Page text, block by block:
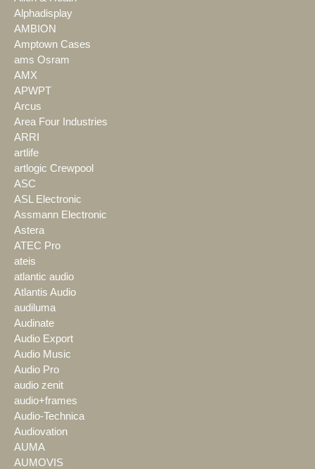
Alphadisplay
AMBION
Amptown Cases
ams Osram
AMX
APWPT
Arcus
Area Four Industries
ARRI
artlife
artlogic Crewpool
ASC
ASL Electronic
Assmann Electronic
Astera
ATEC Pro
ateis
atlantic audio
Atlantis Audio
audiluma
Audinate
Audio Export
Audio Music
Audio Pro
audio zenit
audio+frames
Audio-Technica
Audiovation
AUMA
AUMOVIS